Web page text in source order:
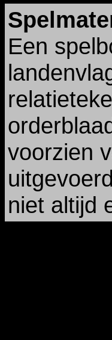
Een
voorzien
niet altijd